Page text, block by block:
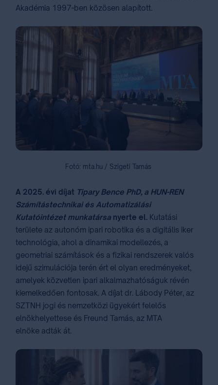
Akadémia 1997-ben közösen alapított.
Fotó: mta.hu / Szigeti Tamás
A 2025. évi díjat Tipary Bence PhD, a HUN-REN
Számítástechnikai és Automatizálási
Kutatóintézet munkatársa nyerte el. Kutatási
területe az autonóm ipari robotika és a digitális iker
technológia, ahol a dinamikai modellezés, a
geometriai számítások és a fizikai rendszerek valós
idejű szimulációja terén ért el olyan eredményeket,
amelyek közvetlen ipari alkalmazhatóságuk révén
kiemelkedően fontosak. A díjat dr. Lábody Péter, az
SZTNH jogi és nemzetközi ügyekért felelős
elnökhelyettese és Freund Tamás, az MTA
elnöke adták át.